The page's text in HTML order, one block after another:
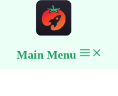
Main Menu